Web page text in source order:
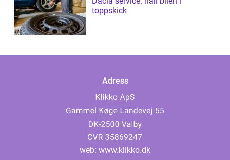
toppskick
Adress
web: www.klikko.dk